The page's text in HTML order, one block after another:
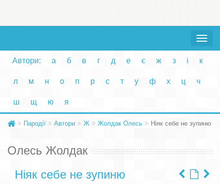
Toggle
Автори: а б в г д е є ж з і к
л м н о п р с т у ф х ц ч
ш щ ю я
Пародії Автори Ж Жолдак Олесь Ніяк себе не зупиню
Олесь Жолдак
Ніяк себе не зупиню